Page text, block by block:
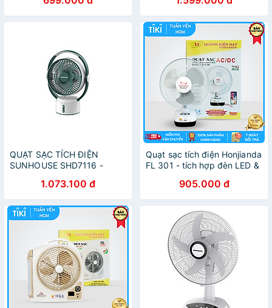
QUẠT SẠC TÍCH ĐIỆN
SUNHOUSE SHD7116 -
1.073.100 đ
Quạt sạc tích điện Honjianda
FL 301 - tích hợp đèn LED &
905.000 đ